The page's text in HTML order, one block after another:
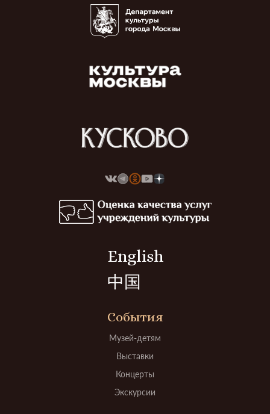
English
中国
События
Музей-детям
Выставки
Концерты
Экскурсии